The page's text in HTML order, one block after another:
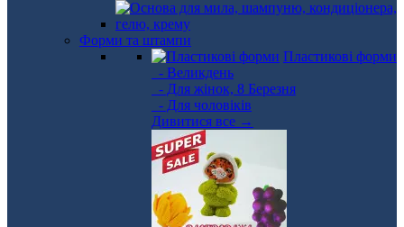
Форми та штампи
Пластикові форми
- Великдень
- Для жінок, 8 Березня
- Для чоловіків
Дивитися все →